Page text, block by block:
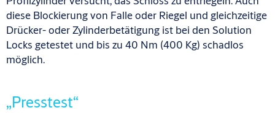
diese Blockierung von Falle oder Riegel und gleichzeitige
Drücker- oder Zylinderbetätigung ist bei den Solution
Locks getestet und bis zu 40 Nm (400 Kg) schadlos
möglich.
„Presstest“